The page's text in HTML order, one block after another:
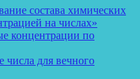
состава химических
на числах»
концентрации по
для вечного